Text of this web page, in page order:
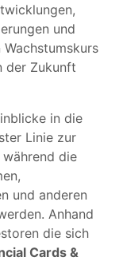
und
der Zukunft
in die
Linie zur
die
und anderen
Anhand
die sich
Cards &